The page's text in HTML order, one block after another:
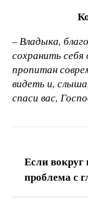
– Владыка,
сохранить себя
пропитан
видеть и,
спаси вас,
Если вокруг
проблема с